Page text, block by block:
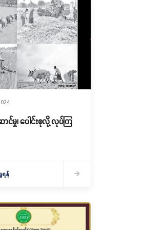
မှု၊ ပေါင်းစုလို့ လုပ်ကြ
န်